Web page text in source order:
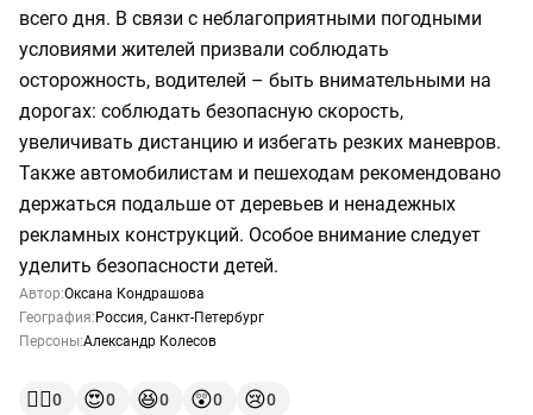
всего дня. В связи с неблагоприятными погодными
условиями жителей призвали соблюдать
осторожность, водителей – быть внимательными на
дорогах: соблюдать безопасную скорость,
увеличивать дистанцию и избегать резких маневров.
Также автомобилистам и пешеходам рекомендовано
держаться подальше от деревьев и ненадежных
рекламных конструкций. Особое внимание следует
уделить безопасности детей.
Автор:Оксана Кондрашова
География: Россия, Санкт-Петербург
Персоны:Александр Колесов
👍🏻0 😍0 😆0 😲0 😢0